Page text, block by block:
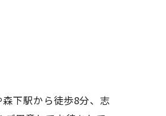
下駅から徒歩8分、志